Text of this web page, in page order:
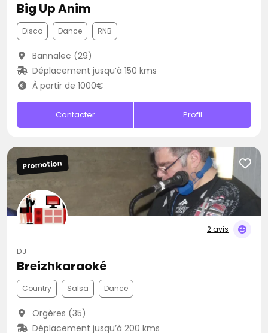
Big Up Anim
Disco Dance RNB
Bannalec (29)
Déplacement jusqu’à 150 kms
À partir de 1000€
Contacter Profil
2 avis
Promotion
DJ
Breizhkaraoké
Country Salsa Dance
Orgères (35)
Déplacement jusqu’à 200 kms